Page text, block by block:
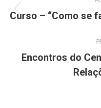
de
Curso – “Como se
Encontros do